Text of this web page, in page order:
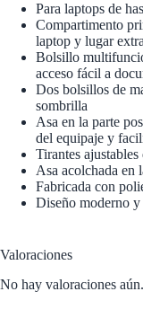
Para laptops de
Compartimento
laptop y lugar
Bolsillo
acceso fácil a
Dos bolsillos de
sombrilla
Asa en la parte
del equipaje y
Tirantes
Asa acolchada en
Fabricada con
Diseño moderno
Valoraciones
No hay valoraciones aún.